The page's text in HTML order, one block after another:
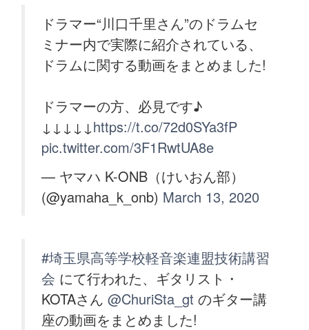
ドラマー“川口千里さん”のドラムセ
ミナー内で実際に紹介されている、
ドラムに関する動画をまとめました!
ドラマーの方、必見です♪
↓↓↓↓↓https://t.co/72d0SYa3fP
pic.twitter.com/3F1RwtUA8e
— ヤマハ K-ONB（けいおん部）
(@yamaha_k_onb) March 13, 2020
#埼玉県高等学校軽音楽連盟技術講習
会 にて行われた、ギタリスト・
KOTAさん @ChuriSta_gt のギター講
座の動画をまとめました!